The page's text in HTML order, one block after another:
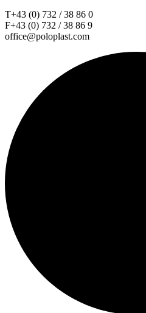
T+43 (0) 732 / 38 86 0
F+43 (0) 732 / 38 86 9
office@poloplast.com